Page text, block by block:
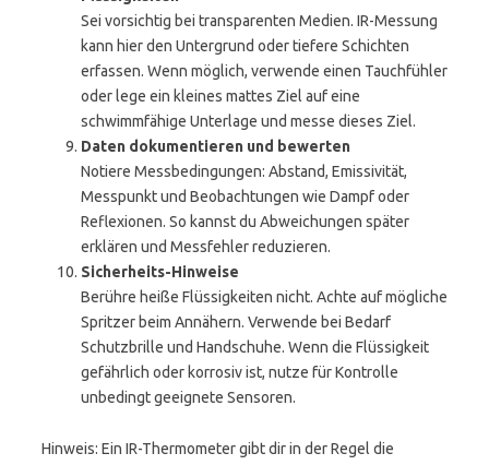
Sei vorsichtig bei transparenten Medien. IR-Messung
kann hier den Untergrund oder tiefere Schichten
erfassen. Wenn möglich, verwende einen Tauchfühler
oder lege ein kleines mattes Ziel auf eine
schwimmfähige Unterlage und messe dieses Ziel.
Daten dokumentieren und bewerten
Notiere Messbedingungen: Abstand, Emissivität,
Messpunkt und Beobachtungen wie Dampf oder
Reflexionen. So kannst du Abweichungen später
erklären und Messfehler reduzieren.
Sicherheits-Hinweise
Berühre heiße Flüssigkeiten nicht. Achte auf mögliche
Spritzer beim Annähern. Verwende bei Bedarf
Schutzbrille und Handschuhe. Wenn die Flüssigkeit
gefährlich oder korrosiv ist, nutze für Kontrolle
unbedingt geeignete Sensoren.
Hinweis: Ein IR-Thermometer gibt dir in der Regel die